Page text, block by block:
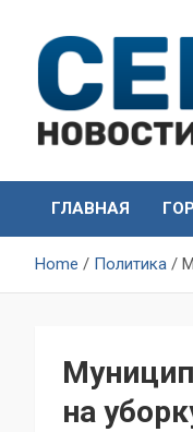
content
Севастополя
ГЛАВНАЯ
Home Политика
на